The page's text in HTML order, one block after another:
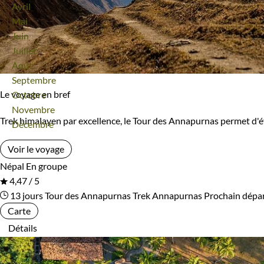
Avril
Mai
Juin
Juillet
Août
Septembre
Octobre
Novembre
Décembre
Ile Maurice Inde
Inde Himalayenne Indonésie
Irlande
Israël
Japon
Kazakhstan
Kirghizistan Kosovo
Laos
Lettonie Lituanie
Bivouac, sous tente Refuge, gîte, dortoir
Standard Supérieur
Haut de gamme
Type de bateau
Bateaux de croisière
Itinérance
Itinérant
Le voyage en bref
Trek himalayen par excellence, le Tour des Annapurnas permet
Voir le voyage
Népal En groupe
4,47 / 5
13 joursTour des AnnapurnasTrek Annapurnas Prochain
Carte
Détails